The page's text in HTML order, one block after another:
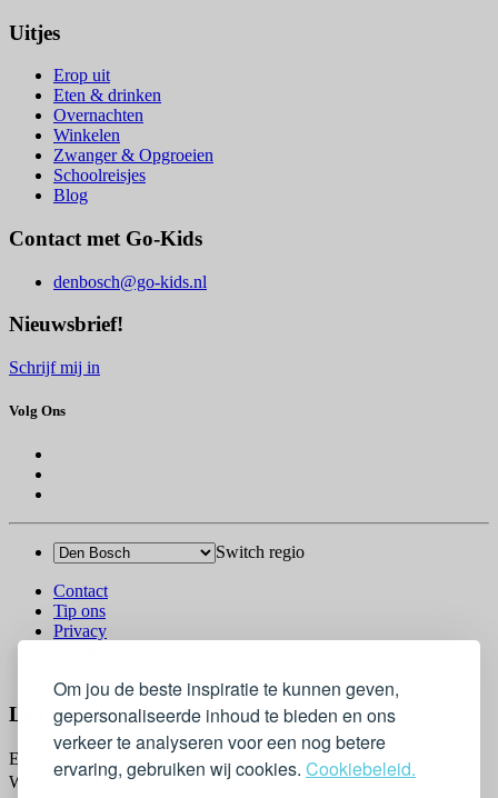
Om jou de beste inspiratie te kunnen geven,
gepersonaliseerde inhoud te bieden en ons
verkeer te analyseren voor een nog betere
ervaring, gebruiken wij cookies. Cookiebeleid.
Uitjes
Erop uit
Eten & drinken
Overnachten
Winkelen
Zwanger & Opgroeien
Schoolreisjes
Blog
Contact met Go-Kids
denbosch@go-kids.nl
Nieuwsbrief!
Schrijf mij in
Volg Ons
Switch regio
Contact
Tip ons
Privacy
Log In
Email
Wachtwoord